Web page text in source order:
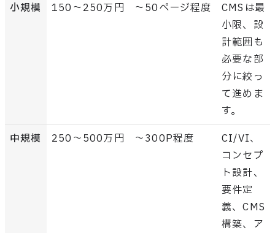
小規模
150〜250万円 〜50ページ程度
CMSは最
小限、設
計範囲も
必要な部
分に絞っ
て進めま
す。
中規模
250〜500万円 ～300P程度
CI/VI、
コンセプ
ト設計、
要件定
義、CMS
構築、ア